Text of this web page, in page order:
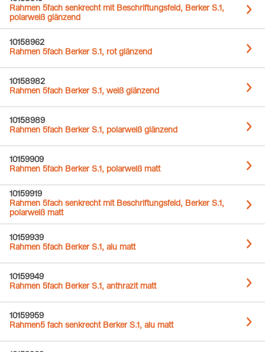
Rahmen 5fach senkrecht mit Beschriftungsfeld, Berker S.1,
polarweiß glänzend
10158962
Rahmen 5fach Berker S.1, rot glänzend
10158982
Rahmen 5fach Berker S.1, weiß glänzend
10158989
Rahmen 5fach Berker S.1, polarweiß glänzend
10159909
Rahmen 5fach Berker S.1, polarweiß matt
10159919
Rahmen 5fach senkrecht mit Beschriftungsfeld, Berker S.1,
polarweiß matt
10159939
Rahmen 5fach Berker S.1, alu matt
10159949
Rahmen 5fach Berker S.1, anthrazit matt
10159959
Rahmen5 fach senkrecht Berker S.1, alu matt